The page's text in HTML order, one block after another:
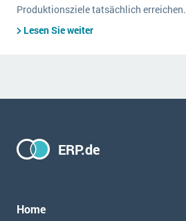
Produktionsziele tatsächlich erreichen.
Lesen Sie weiter
ERP.de
Home